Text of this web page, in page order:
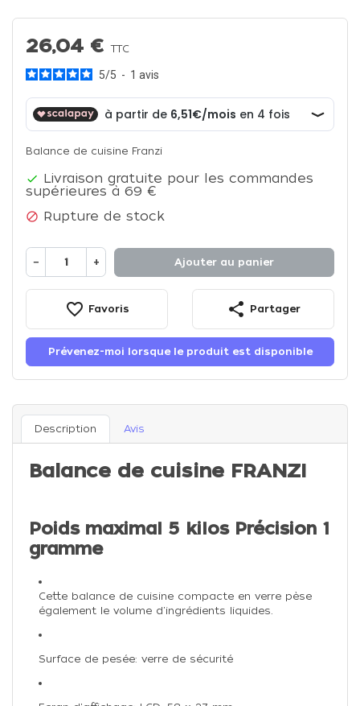
26,04 €TTC
5/5 - 1 avis
Balance de cuisine Franzi
 Livraison gratuite pour les commandes
supérieures à 69 €
 Rupture de stock
− + Ajouter au panier
favorite_border Favoris share Partager
Prévenez-moi lorsque le produit est disponible
Description Avis
Balance de cuisine FRANZI
Poids maximal 5 kilos Précision 1
gramme
Cette balance de cuisine compacte en verre pèse
également le volume d'ingrédients liquides.
Surface de pesée: verre de sécurité